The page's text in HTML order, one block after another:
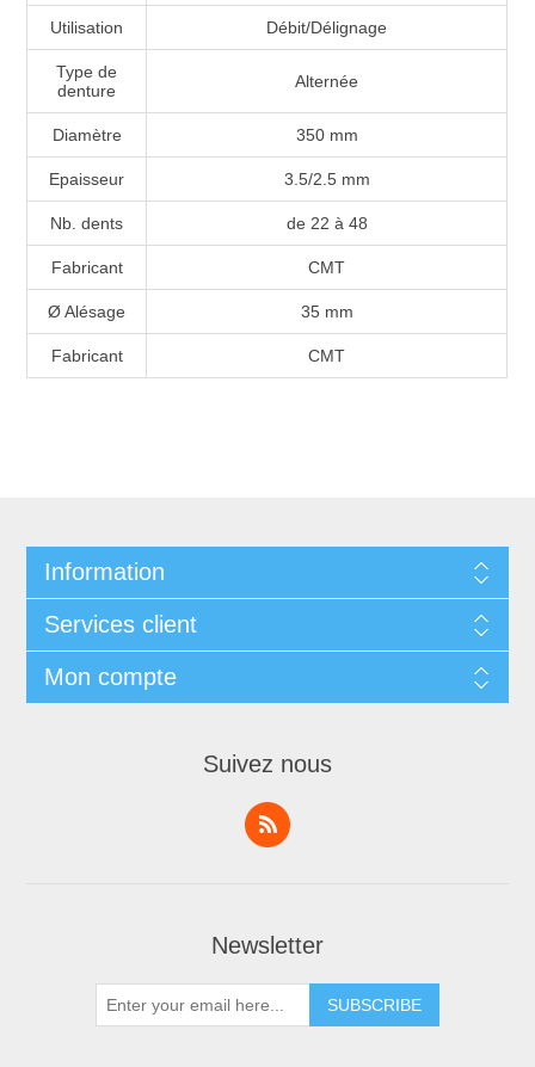
Utilisation Débit/Délignage
Type de
denture
Alternée
Diamètre 350 mm
Epaisseur 3.5/2.5 mm
Nb. dents de 22 à 48
Fabricant CMT
Ø Alésage 35 mm
Fabricant CMT
Information
Services client
Mon compte
Suivez nous
Newsletter